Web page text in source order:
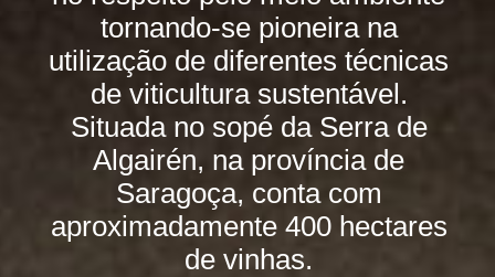
tornando-se pioneira na
utilização de diferentes técnicas
de viticultura sustentável.
Situada no sopé da Serra de
Algairén, na província de
Saragoça, conta com
aproximadamente 400 hectares
de vinhas.